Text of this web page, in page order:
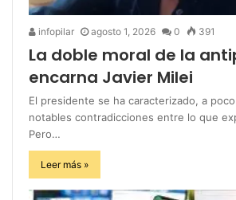
infopilar agosto 1, 2026 0 391
La doble moral de la
encarna Javier Milei
El presidente se ha caracterizado, a
notables contradicciones entre lo que
Pero…
Leer más »